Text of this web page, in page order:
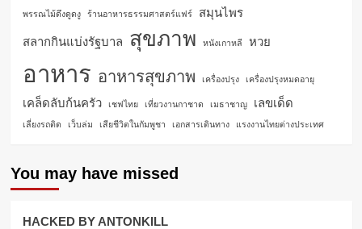
พรรณไม้ดึงดูดงู
ร้านอาหารธรรมศาสตร์แฟร์
สมุนไพร
สลากกินแบ่งรัฐบาล สุขภาพ หนังเกาหลี หวย
อาหาร อาหารสุขภาพ เครื่องปรุง เครื่องปรุงหมดอายุ
เคล็ดลับก้นครัว เชฟไทย เที่ยวงานกาชาด เมธาชาญ เลขเด็ด
เลี่ยงรถติด เว็บล่ม เสียชีวิตในกัมพูชา เอกสารเดินทาง แรงงานไทยต่างประเทศ
You may have missed
HACKED BY ANTONKILL